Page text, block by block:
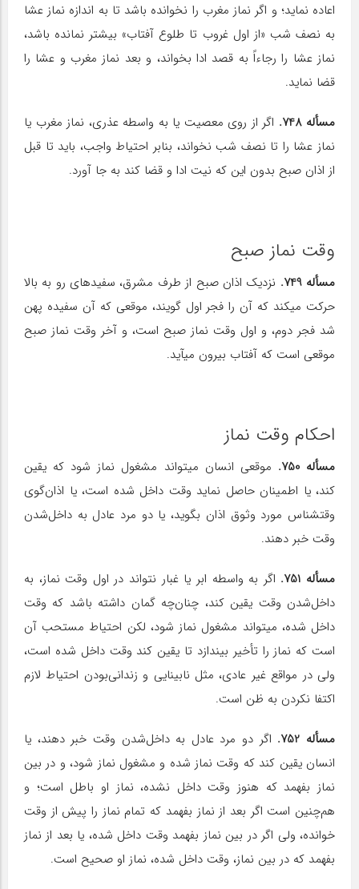
اعاده نماید؛ و اگر نماز مغرب را نخوانده باشد تا به اندازه نماز عشا
به نصف شب «از اول غروب تا طلوع آفتاب» بیشتر نمانده باشد،
نماز عشا را رجاءاً به قصد ادا بخواند، و بعد نماز مغرب و عشا را
قضا نماید.
مسأله 748.
اگر از روی معصیت یا به واسطه عذری، نماز مغرب یا
نماز عشا را تا نصف شب نخواند، بنابر احتیاط واجب، باید تا قبل
از اذان صبح بدون این که نیت ادا و قضا کند به جا آورد.
وقت نماز صبح
مسأله 749.
نزدیک اذان صبح از طرف مشرق، سفیده‎ای رو به بالا
حرکت می‎کند که آن را فجر اول گویند، موقعی که آن سفیده پهن
شد فجر دوم، و اول وقت نماز صبح است، و آخر وقت نماز صبح
موقعی است که آفتاب بیرون می‎آید.
احکام وقت نماز
مسأله 750.
موقعی انسان می‎تواند مشغول نماز شود که یقین
کند، یا اطمینان حاصل نماید وقت داخل شده است، یا اذان‌گوی
وقت‎شناس مورد وثوق اذان بگوید، یا دو مرد عادل به داخل‌شدن
وقت خبر دهند.
مسأله 751.
اگر به واسطه ابر یا غبار نتواند در اول وقت نماز، به
داخل‌شدن وقت یقین کند، چنان‌چه گمان داشته باشد که وقت
داخل شده، می‎تواند مشغول نماز شود، لکن احتیاط مستحب آن
است که نماز را تأخیر بیندازد تا یقین کند وقت داخل شده است،
ولی در مواقع غیر عادی، مثل نابینایی و زندانی‌بودن احتیاط لازم
اکتفا نکردن به ظن است.
مسأله 752.
اگر دو مرد عادل به داخل‌شدن وقت خبر دهند، یا
انسان یقین کند که وقت نماز شده و مشغول نماز شود، و در بین
نماز بفهمد که هنوز وقت داخل نشده، نماز او باطل است؛ و
هم‌چنین است اگر بعد از نماز بفهمد که تمام نماز را پیش از وقت
خوانده، ولی اگر در بین نماز بفهمد وقت داخل شده، یا بعد از نماز
بفهمد که در بین نماز، وقت داخل شده، نماز او صحیح است.